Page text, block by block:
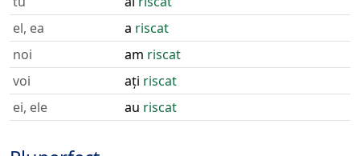
el, ea
a riscat
noi
am riscat
voi
ați riscat
ei, ele
au riscat